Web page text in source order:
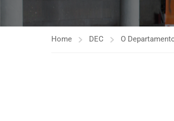
Home DEC O